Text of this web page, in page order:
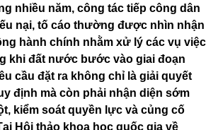
nhiều năm, công tác tiếp công dân
nại, tố cáo thường được nhìn nhận
hành chính nhằm xử lý các vụ việc
khi đất nước bước vào giai đoạn
cầu đặt ra không chỉ là giải quyết
định mà còn phải nhận diện sớm
kiểm soát quyền lực và củng cố
Hội thảo khoa học quốc gia về